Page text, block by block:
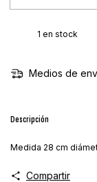
1 en stock
Medios de
Descripción
Medida 28 cm
Compartir